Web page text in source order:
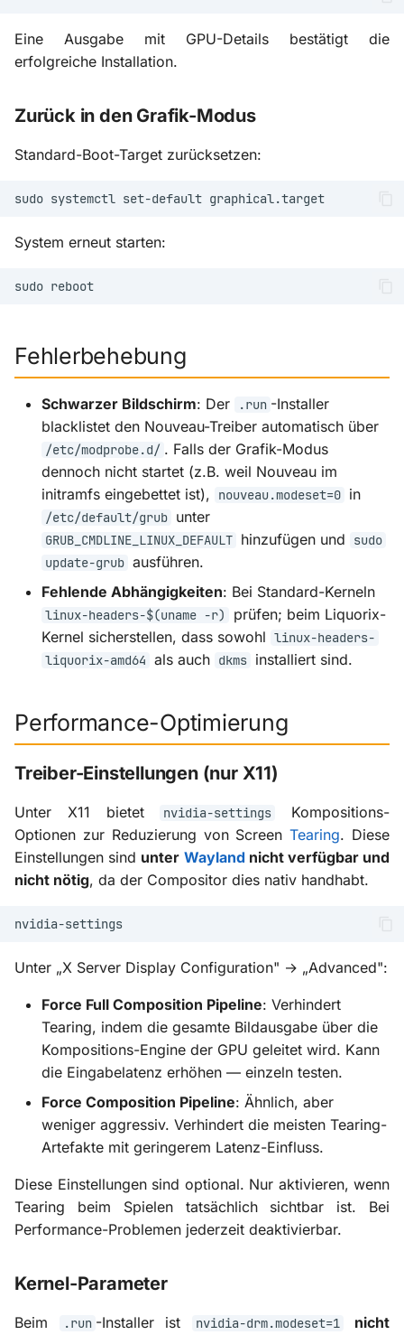
Eine Ausgabe mit GPU-Details bestätigt die
erfolgreiche Installation.
Zurück in den Grafik-Modus
Standard-Boot-Target zurücksetzen:
sudo systemctl set-default
System erneut starten:
sudo
Fehlerbehebung
Schwarzer Bildschirm: Der .run -Installer
blacklistet den Nouveau-Treiber automatisch über
/etc/modprobe.d/ . Falls der Grafik-Modus
dennoch nicht startet (z.B. weil Nouveau im
initramfs eingebettet ist),
nouveau.modeset=0 in
/etc/default/grub unter
GRUB_CMDLINE_LINUX_DEFAULT hinzufügen und
sudo
update-grub ausführen.
Fehlende Abhängigkeiten: Bei Standard-Kerneln
linux-headers-$(uname -r)
prüfen; beim Liquorix-
Kernel sicherstellen, dass sowohl linux-headers-
liquorix-amd64 als auch dkms installiert sind.
Performance-Optimierung
Treiber-Einstellungen (nur X11)
Unter X11 bietet nvidia-settings
Kompositions-
Optionen zur Reduzierung von ScreenTearing. Diese
Einstellungen sind unter Wayland nicht verfügbar und
nicht nötig, da der Compositor dies nativ handhabt.
Unter „X Server Display Configuration" → „Advanced":
Force Full Composition Pipeline: Verhindert
Tearing, indem die gesamte Bildausgabe über die
Kompositions-Engine der GPU geleitet wird. Kann
die Eingabelatenz erhöhen — einzeln testen.
Force Composition Pipeline: Ähnlich, aber
weniger aggressiv. Verhindert die meisten Tearing-
Artefakte mit geringerem Latenz-Einfluss.
Diese Einstellungen sind optional. Nur aktivieren, wenn
Tearing beim Spielen tatsächlich sichtbar ist. Bei
Performance-Problemen jederzeit deaktivierbar.
Kernel-Parameter
Beim .run -Installer ist nvidia-drm.modeset=1
nicht